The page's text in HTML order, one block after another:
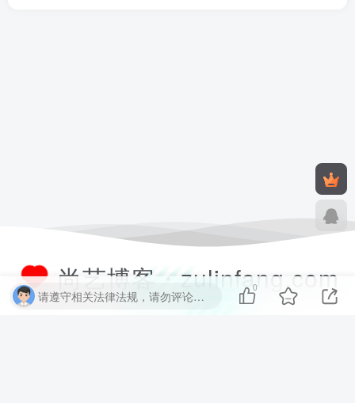
尚艺博客・zulinfang.com
请遵守相关法律法规，请勿评论纯表情、纯数字、纯英文、乱码文字等无用信息，否则关7 天小黑屋！
0